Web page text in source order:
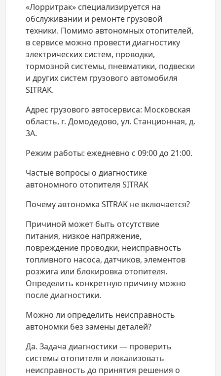
«Лорритрак» специализируется на
обслуживании и ремонте грузовой
техники. Помимо автономных отопителей,
в сервисе можно провести диагностику
электрических систем, проводки,
тормозной системы, пневматики, подвески
и других систем грузового автомобиля
SITRAK.
Адрес грузового автосервиса: Московская
область, г. Домодедово, ул. Станционная, д.
3А.
Режим работы: ежедневно с 09:00 до 21:00.
Частые вопросы о диагностике
автономного отопителя SITRAK
Почему автономка SITRAK не включается?
Причиной может быть отсутствие
питания, низкое напряжение,
повреждение проводки, неисправность
топливного насоса, датчиков, элементов
розжига или блокировка отопителя.
Определить конкретную причину можно
после диагностики.
Можно ли определить неисправность
автономки без замены деталей?
Да. Задача диагностики — проверить
системы отопителя и локализовать
неисправность до принятия решения о